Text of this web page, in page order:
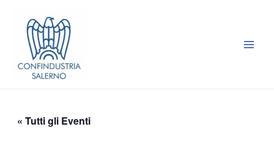
contenuto
« Tutti gli Eventi